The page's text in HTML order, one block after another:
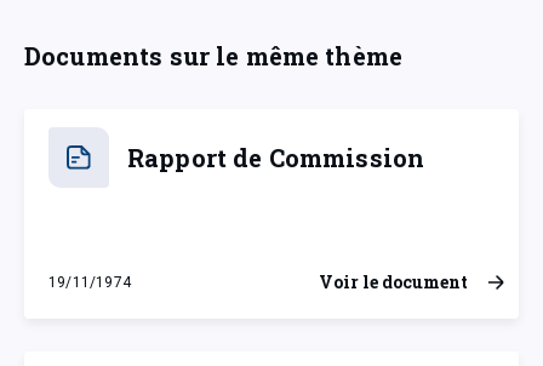
Documents sur le même thème
Rapport de Commission
19/11/1974
mardi 19 novembre 1974
Voir le document